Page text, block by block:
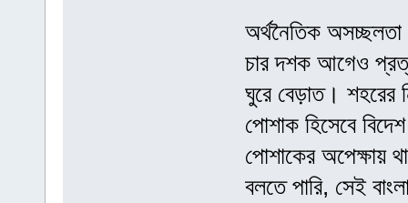
অর্থনৈতিক অসচ্ছলতা
চার দশক আগেও
ঘুরে বেড়াত। শহরের
পোশাক হিসেবে
পোশাকের
বলতে পারি, সেই